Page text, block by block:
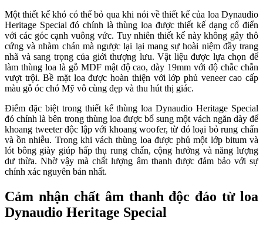
Một thiết kế khó có thể bỏ qua khi nói về thiết kế của loa Dynaudio
Heritage Special đó chính là thùng loa được thiết kế dạng cổ điển
với các góc cạnh vuông vức. Tuy nhiên thiết kế này không gây thô
cứng và nhàm chán mà ngược lại lại mang sự hoài niệm đầy trang
nhã và sang trọng của giới thượng lưu. Vật liệu được lựa chọn để
làm thùng loa là gỗ MDF mật độ cao, dày 19mm với độ chắc chắn
vượt trội. Bề mặt loa được hoàn thiện với lớp phủ veneer cao cấp
màu gỗ óc chó Mỹ vô cùng đẹp và thu hút thị giác.
Điểm đặc biệt trong thiết kế thùng loa Dynaudio Heritage Special
đó chính là bên trong thùng loa được bổ sung một vách ngăn dày để
khoang tweeter độc lập với khoang woofer, từ đó loại bỏ rung chấn
và ồn nhiễu. Trong khi vách thùng loa được phủ một lớp bitum và
lót bông giày giúp hấp thụ rung chấn, cộng hưởng và năng lượng
dư thừa. Nhờ vậy mà chất lượng âm thanh được đảm bảo với sự
chính xác nguyên bản nhất.
Cảm nhận chất âm thanh độc đáo từ loa
Dynaudio Heritage Special